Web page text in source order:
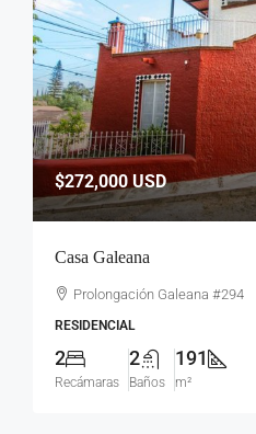
$272,000USD
Casa Galeana
Prolongación Galeana #294
RESIDENCIAL
2
Recámaras
2
Baños
191
m²